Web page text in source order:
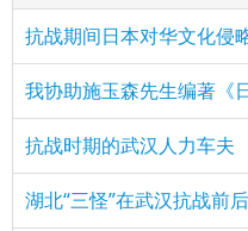
抗战期间日本对华文化侵
我协助施玉森先生编著《
抗战时期的武汉人力车夫
湖北“三怪”在武汉抗战前后